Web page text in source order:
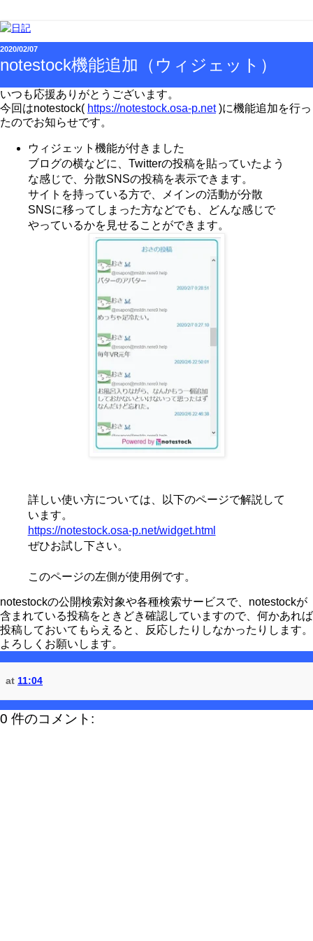
2020/02/07
notestock機能追加（ウィジェット）
いつも応援ありがとうございます。
今回はnotestock( https://notestock.osa-p.net)に機能追加を行っ
たのでお知らせです。
ウィジェット機能が付きました
ブログの横などに、Twitterの投稿を貼っていたよう
な感じで、分散SNSの投稿を表示できます。
サイトを持っている方で、メインの活動が分散
SNSに移ってしまった方などでも、どんな感じで
やっているかを見せることができます。
詳しい使い方については、以下のページで解説して
います。
https://notestock.osa-p.net/widget.html
ぜひお試し下さい。
このページの左側が使用例です。
notestockの公開検索対象や各種検索サービスで、notestockが
含まれている投稿をときどき確認していますので、何かあれば
投稿しておいてもらえると、反応したりしなかったりします。
よろしくお願いします。
at 11:04
0 件のコメント: